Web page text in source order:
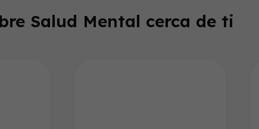
Salud Mental cerca de ti